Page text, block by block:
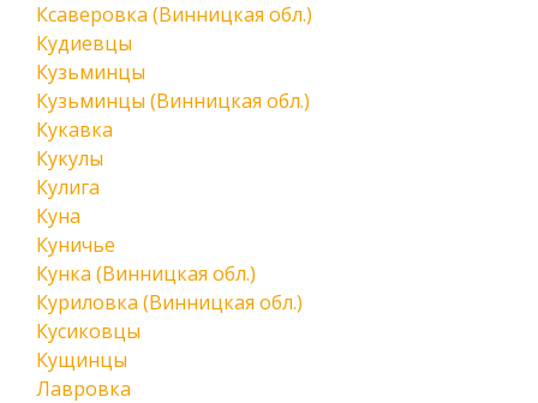
Ксаверовка (Винницкая обл.)
Кудиевцы
Кузьминцы
Кузьминцы (Винницкая обл.)
Кукавка
Кукулы
Кулига
Куна
Куничье
Кунка (Винницкая обл.)
Куриловка (Винницкая обл.)
Кусиковцы
Кущинцы
Лавровка